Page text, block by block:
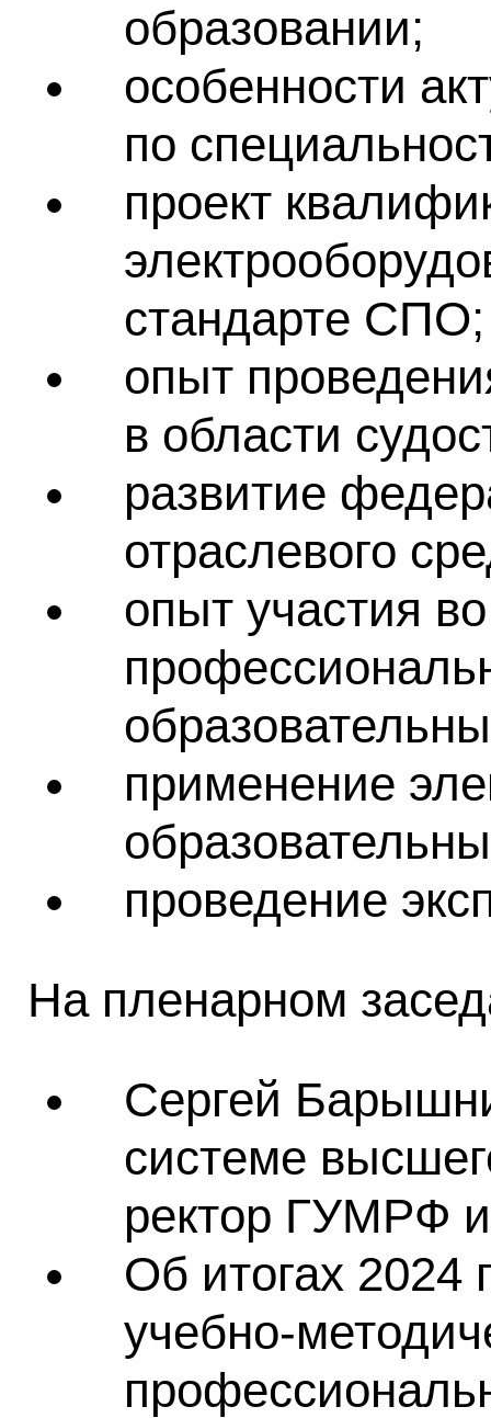
образовании;
особенности
по
проект
стандарте СПО;
опыт
в области
развитие
отраслевого
опыт участия
применение
проведение
На пленарном
Сергей
системе
ректор ГУМРФ
Об итогах 2024
учебно-